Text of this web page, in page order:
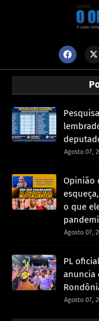
Agosto 07,
Opinião
o que
Agosto 07,
PL
anuncia
Agosto 07,